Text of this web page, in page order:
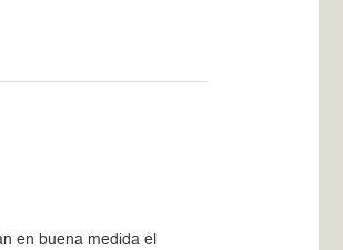
en buena medida el